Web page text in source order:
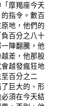
摩羯座今天
指令。數百
地，他們的
百分之八十
陣翻騰，他
差，他那股
越發瘋狂地
百分之二
巨大的、形
須在今天結